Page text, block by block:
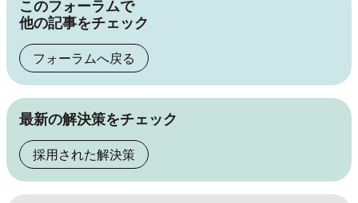
このフォーラムで
他の記事をチェック
フォーラムへ戻る
最新の解決策をチェック
採用された解決策